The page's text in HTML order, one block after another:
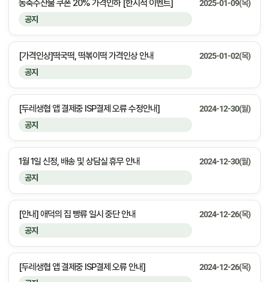
공지
농축수산물 쿠폰 20% 가격인하 [한시적 이벤트] 2025-01-09(목)
공지
[가격인상]떡국떡, 떡볶이떡 가격인상 안내 2025-01-02(목)
공지
[두레생협 앱 결제중 ISP결제 오류 수정안내] 2024-12-30(월)
공지
1월 1일 신정, 배송 및 상담실 휴무 안내 2024-12-30(월)
공지
[안내] 애덕의 집 빵류 일시 중단 안내 2024-12-26(목)
[두레생협 앱 결제중 ISP결제 오류 안내] 2024-12-26(목)